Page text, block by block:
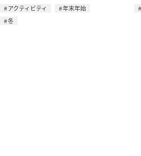
アクティビティ
年末年始
冬